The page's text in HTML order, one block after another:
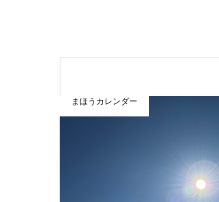
まほうカレンダー